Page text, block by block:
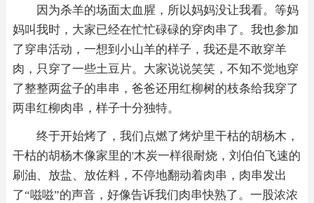
因为杀羊的场面太血腥，所以妈妈没让我看。等妈
妈叫我时，大家已经在忙忙碌碌的穿肉串了。我也参加
了穿串活动，一想到小山羊的样子，我还是不敢穿羊
肉，只穿了一些土豆片。大家说说笑笑，不知不觉地穿
了整整两盆子的串串，爸爸还用红柳树的枝条给我穿了
两串红柳肉串，样子十分独特。
终于开始烤了，我们点燃了烤炉里干枯的胡杨木，
干枯的胡杨木像家里的'木炭一样很耐烧，刘伯伯飞速的
刷油、放盐、放佐料，不停地翻动着肉串，肉串发出
了“嗞嗞”的声音，好像告诉我们肉串快熟了。一股浓浓